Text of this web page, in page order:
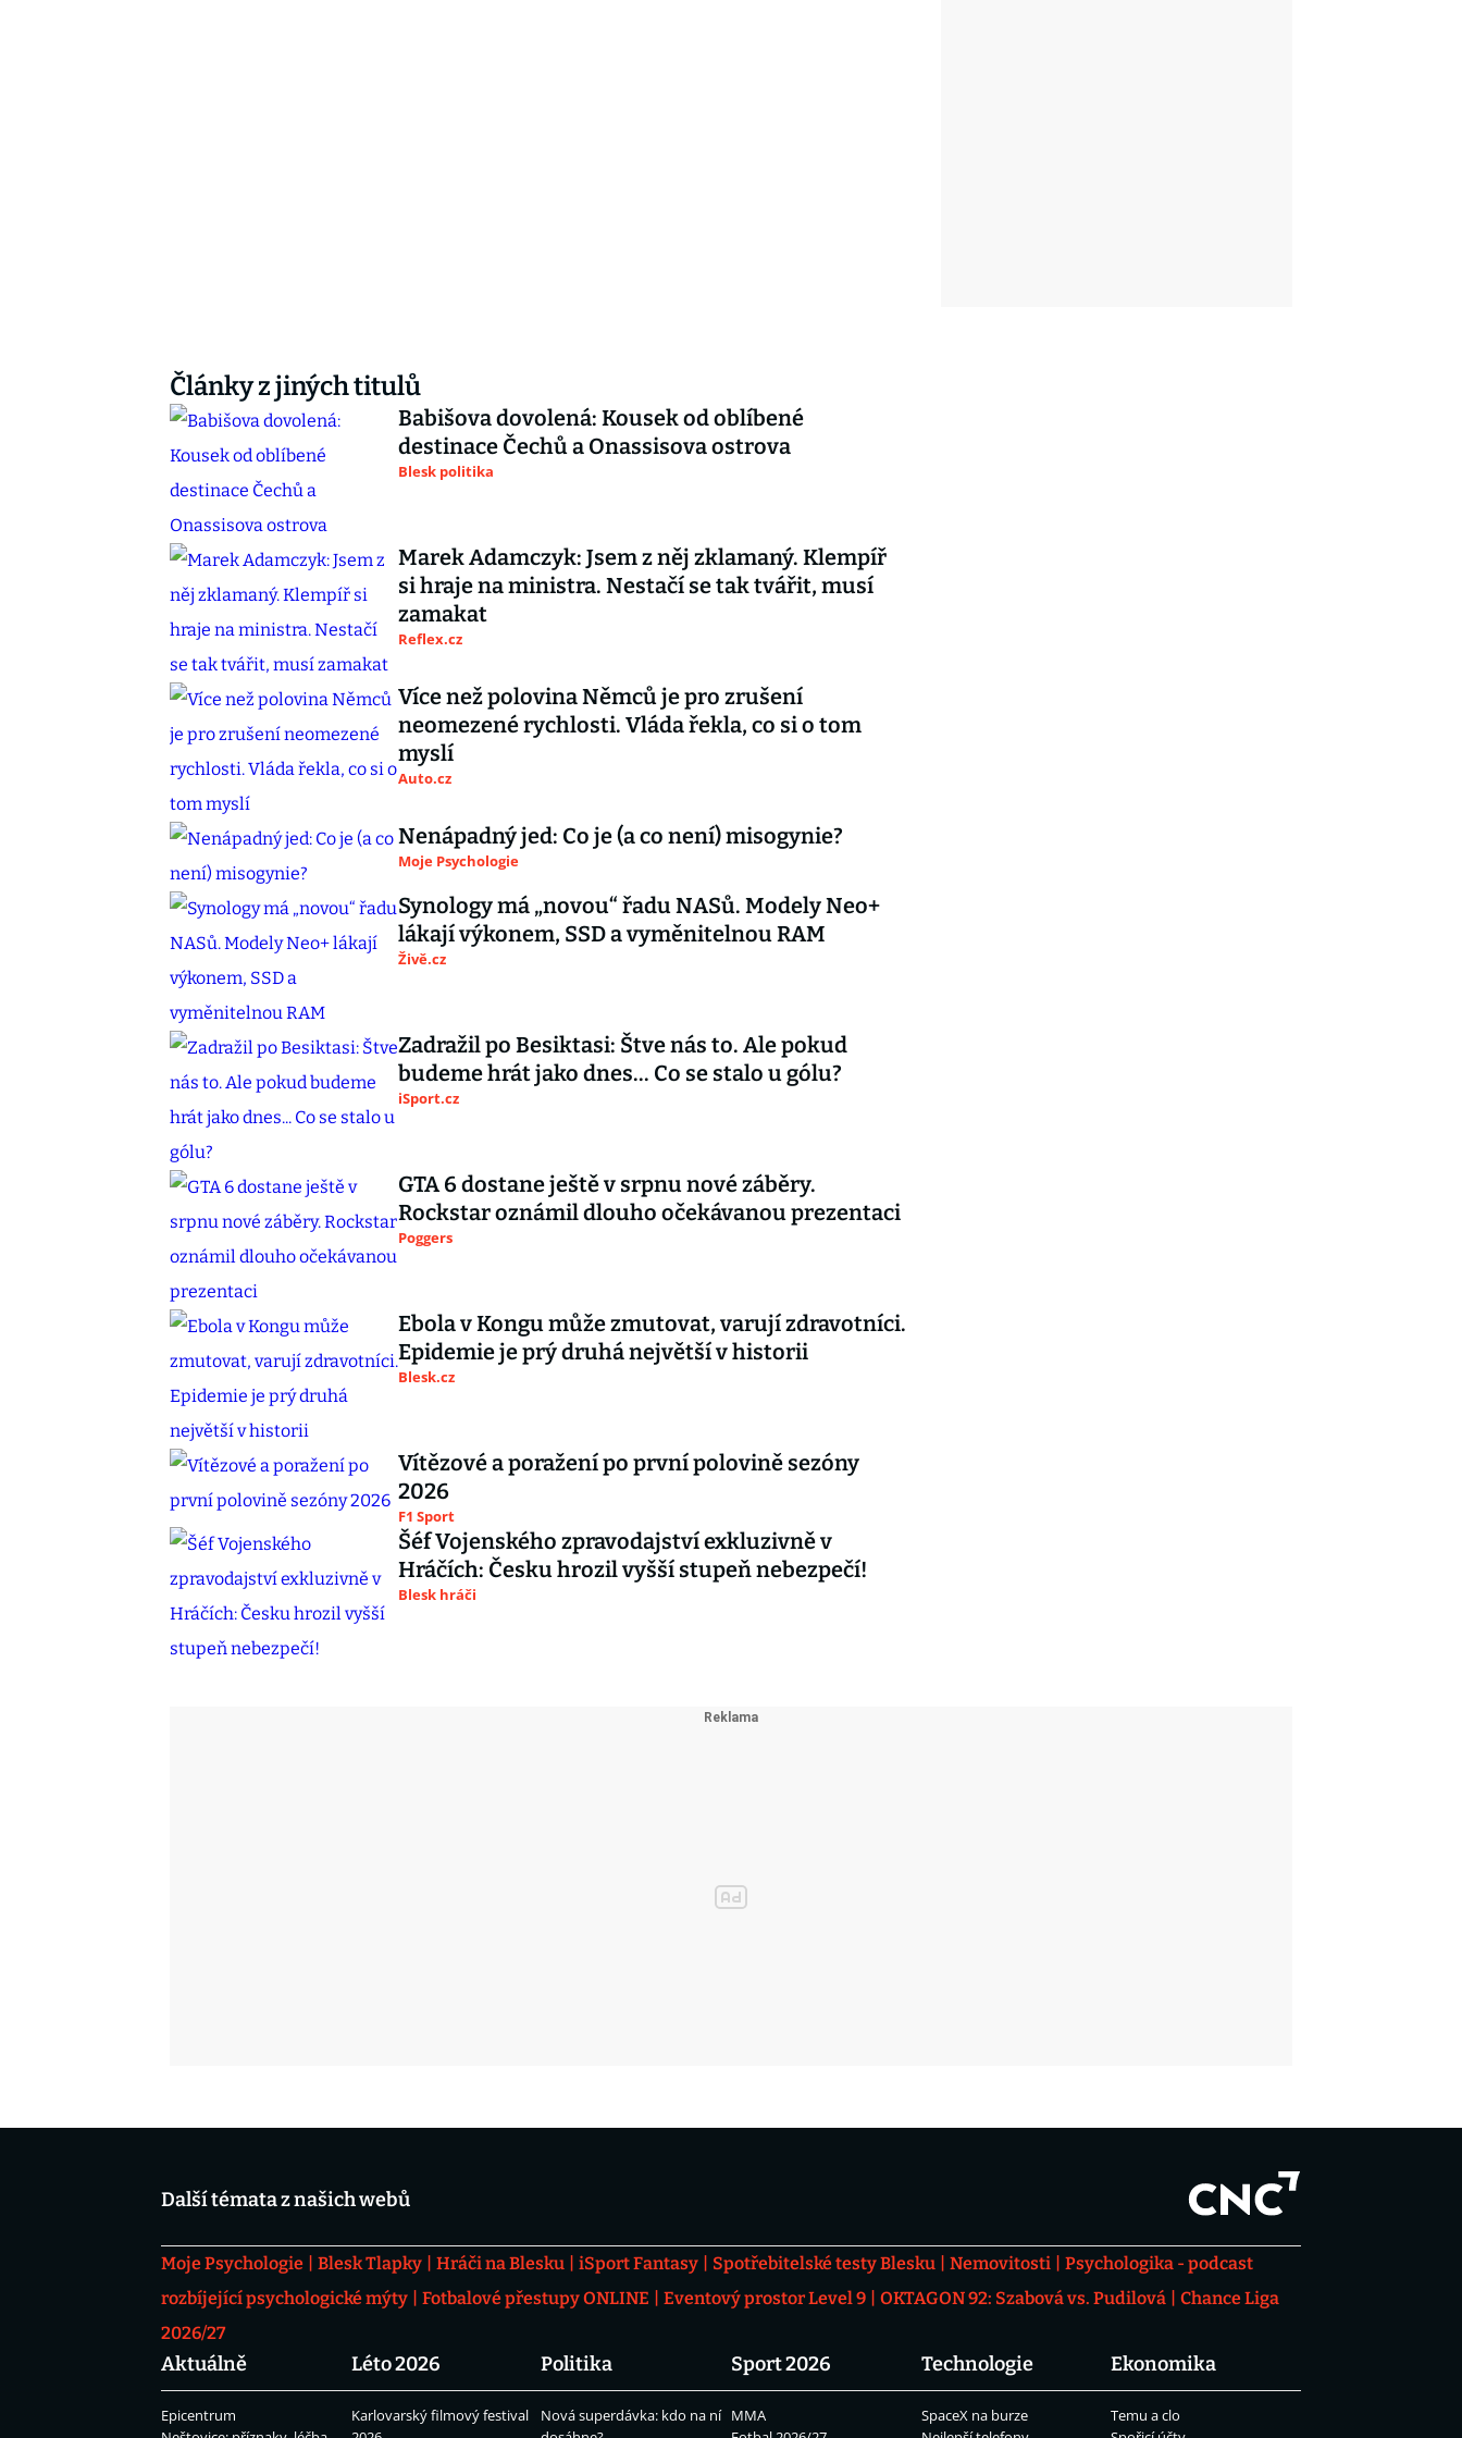
Články z jiných titulů
Babišova dovolená: Kousek od oblíbené
destinace Čechů a Onassisova ostrova
Blesk politika
Marek Adamczyk: Jsem z něj zklamaný. Klempíř
si hraje na ministra. Nestačí se tak tvářit, musí
zamakat
Reflex.cz
Více než polovina Němců je pro zrušení
neomezené rychlosti. Vláda řekla, co si o tom
myslí
Auto.cz
Nenápadný jed: Co je (a co není) misogynie?
Moje Psychologie
Synology má „novou“ řadu NASů. Modely Neo+
lákají výkonem, SSD a vyměnitelnou RAM
Živě.cz
Zadražil po Besiktasi: Štve nás to. Ale pokud
budeme hrát jako dnes... Co se stalo u gólu?
iSport.cz
GTA 6 dostane ještě v srpnu nové záběry.
Rockstar oznámil dlouho očekávanou prezentaci
Poggers
Ebola v Kongu může zmutovat, varují zdravotníci.
Epidemie je prý druhá největší v historii
Blesk.cz
Vítězové a poražení po první polovině sezóny
2026
F1 Sport
Šéf Vojenského zpravodajství exkluzivně v
Hráčích: Česku hrozil vyšší stupeň nebezpečí!
Blesk hráči
Další témata z našich webů
Moje Psychologie Blesk Tlapky Hráči na Blesku iSport Fantasy Spotřebitelské testy Blesku Nemovitosti
Psychologika - podcast
rozbíjející psychologické mýty
Fotbalové přestupy ONLINE Eventový prostor Level 9 OKTAGON 92: Szabová vs. Pudilová
Chance Liga
2026/27
Aktuálně
Epicentrum
Léto 2026
Karlovarský filmový festival
Politika
Nová superdávka: kdo na ní
Sport 2026
MMA
Technologie
SpaceX na burze
Ekonomika
Temu a clo